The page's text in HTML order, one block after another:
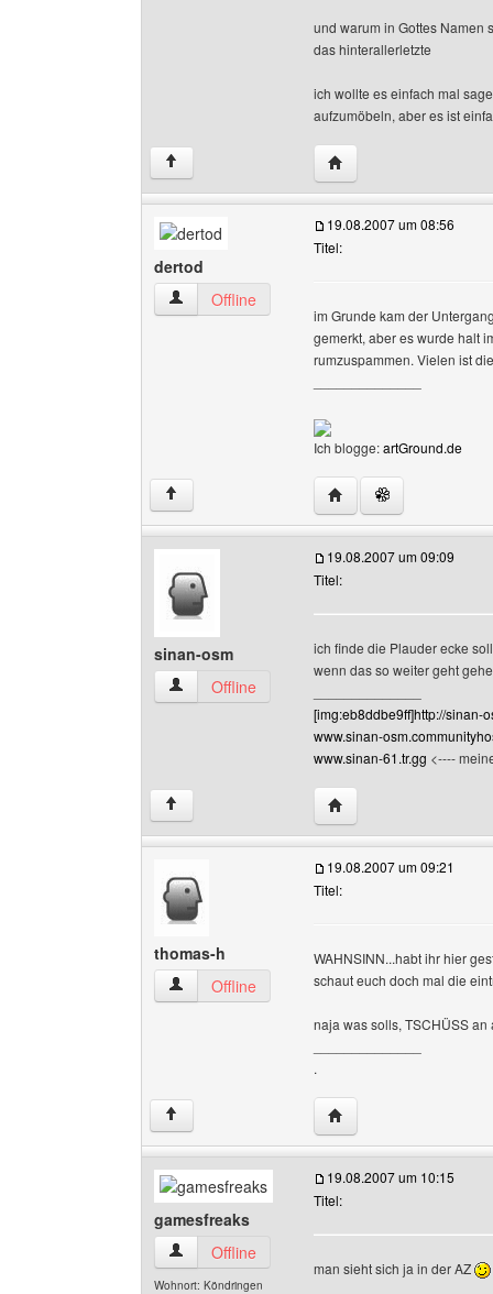
und warum in Gottes Namen
das hinterallerletzte
ich wollte es einfach mal
aufzumöbeln, aber es ist
↑ Website dieses
dertod
dertod Benutzer-Profile anzeigen
Offline
19.08.2007 um 08:56
Titel:
im Grunde kam der
gemerkt, aber es wurde halt
rumzuspammen. Vielen ist
Ich blogge:artGround.de
↑ Website dieses
sinan-osm
sinan-osm Benutzer-Profile anzeigen
Offline
19.08.2007 um 09:09
Titel:
ich finde die Plauder ecke
wenn das so weiter geht
[img:eb8ddbe9ff]http://sinan-
www.sinan-
www.sinan-61.tr.gg <----
↑ Website dieses
thomas-h
thomas-h Benutzer-Profile anzeigen
Offline
19.08.2007 um 09:21
Titel:
WAHNSINN...habt ihr hier
schaut euch doch mal die
naja was solls, TSCHÜSS
.
↑ Website dieses
gamesfreaks
gamesfreaks Benutzer-Profile anzeigen
Offline
Wohnort: Köndringen
19.08.2007 um 10:15
Titel:
man sieht sich ja in der AZ